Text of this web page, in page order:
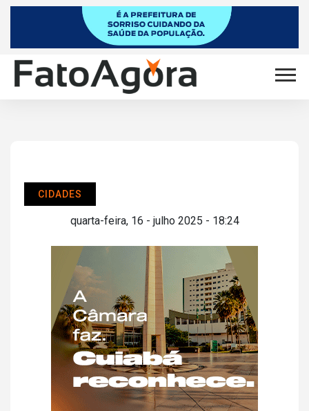
CIDADES
quarta-feira, 16 - julho 2025 - 18:24